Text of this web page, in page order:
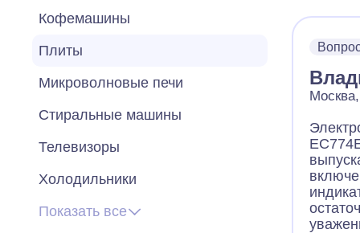
Кофемашины
Плиты
Микроволновые печи
Стиральные машины
Телевизоры
Холодильники
Показать все